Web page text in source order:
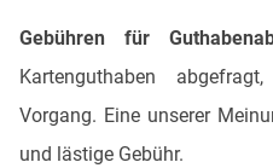
Gebühren für
Kartenguthaben
Vorgang. Eine unserer
und lästige Gebühr.